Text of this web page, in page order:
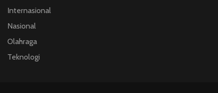
Internasional
Nasional
Olahraga
Teknologi